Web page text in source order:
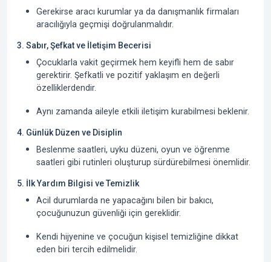
Gerekirse aracı kurumlar ya da danışmanlık firmaları
aracılığıyla geçmişi doğrulanmalıdır.
3. Sabır, Şefkat ve İletişim Becerisi
Çocuklarla vakit geçirmek hem keyifli hem de sabır
gerektirir. Şefkatli ve pozitif yaklaşım en değerli
özelliklerdendir.
Aynı zamanda aileyle etkili iletişim kurabilmesi beklenir.
4. Günlük Düzen ve Disiplin
Beslenme saatleri, uyku düzeni, oyun ve öğrenme
saatleri gibi rutinleri oluşturup sürdürebilmesi önemlidir.
5. İlk Yardım Bilgisi ve Temizlik
Acil durumlarda ne yapacağını bilen bir bakıcı,
çocuğunuzun güvenliği için gereklidir.
Kendi hijyenine ve çocuğun kişisel temizliğine dikkat
eden biri tercih edilmelidir.